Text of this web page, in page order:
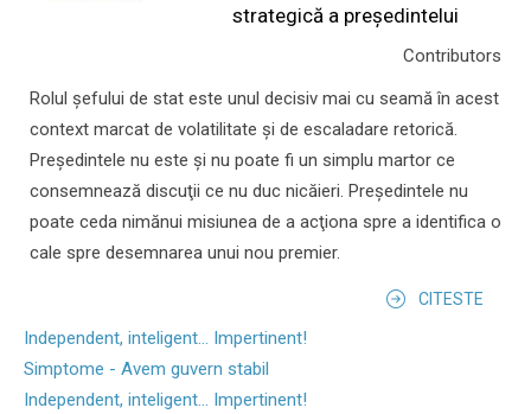
strategică a președintelui
Contributors
Rolul şefului de stat este unul decisiv mai cu seamă în acest
context marcat de volatilitate şi de escaladare retorică.
Preşedintele nu este şi nu poate fi un simplu martor ce
consemnează discuţii ce nu duc nicăieri. Preşedintele nu
poate ceda nimănui misiunea de a acţiona spre a identifica o
cale spre desemnarea unui nou premier.
CITESTE
Independent, inteligent... Impertinent!
Simptome - Avem guvern stabil
Independent, inteligent... Impertinent!